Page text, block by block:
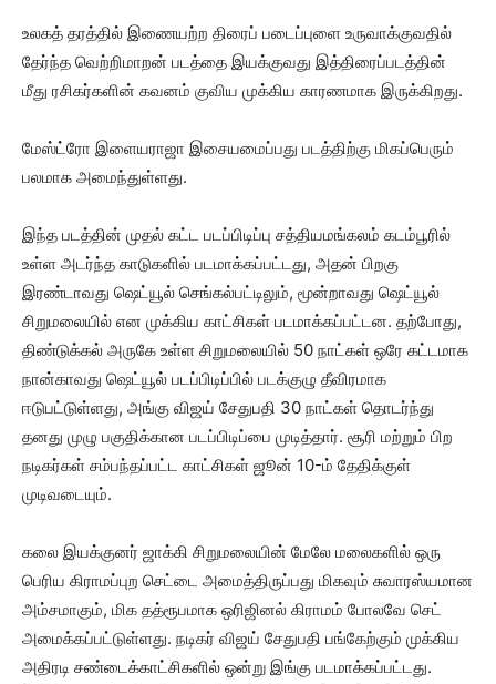
உலகத் தரத்தில் இணையற்ற திரைப் படைப்புளை உருவாக்குவதில்
தேர்ந்த வெற்றிமாறன் படத்தை இயக்குவது இத்திரைப்படத்தின்
மீது ரசிகர்களின் கவனம் குவிய முக்கிய காரணமாக இருக்கிறது.
மேஸ்ட்ரோ இளையராஜா இசையமைப்பது படத்திற்கு மிகப்பெரும்
பலமாக அமைந்துள்ளது.
இந்த படத்தின் முதல் கட்ட படப்பிடிப்பு சத்தியமங்கலம் கடம்பூரில்
உள்ள அடர்ந்த காடுகளில் படமாக்கப்பட்டது, அதன் பிறகு
இரண்டாவது ஷெட்யூல் செங்கல்பட்டிலும், மூன்றாவது ஷெட்யூல்
சிறுமலையில் என முக்கிய காட்சிகள் படமாக்கப்பட்டன. தற்போது,
திண்டுக்கல் அருகே உள்ள சிறுமலையில் 50 நாட்கள் ஒரே கட்டமாக
நான்காவது ஷெட்யூல் படப்பிடிப்பில் படக்குழு தீவிரமாக
ஈடுபட்டுள்ளது, அங்கு விஜய் சேதுபதி 30 நாட்கள் தொடர்ந்து
தனது முழு பகுதிக்கான படப்பிடிப்பை முடித்தார். சூரி மற்றும் பிற
நடிகர்கள் சம்பந்தப்பட்ட காட்சிகள் ஜூன் 10-ம் தேதிக்குள்
முடிவடையும்.
கலை இயக்குனர் ஜாக்கி சிறுமலையின் மேலே மலைகளில் ஒரு
பெரிய கிராமப்புற செட்டை அமைத்திருப்பது மிகவும் சுவாரஸ்யமான
அம்சமாகும், மிக தத்ரூபமாக ஒரிஜினல் கிராமம் போலவே செட்
அமைக்கப்பட்டுள்ளது. நடிகர் விஜய் சேதுபதி பங்கேற்கும் முக்கிய
அதிரடி சண்டைக்காட்சிகளில் ஒன்று இங்கு படமாக்கப்பட்டது.